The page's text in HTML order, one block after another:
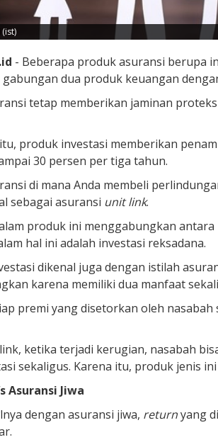
- Beberapa produk asuransi berupa
dua produk keuangan
tetap memberikan jaminan
produk investasi memberikan
30 persen per tiga tahun.
di mana Anda membeli
sebagai asuransi unit link.
produk ini menggabungkan
hal ini adalah investasi reksadana.
dikenal juga dengan istilah
karena memiliki dua manfaat
premi yang disetorkan oleh
ketika terjadi kerugian, nasabah
sekaligus. Karena itu, produk jenis
Asuransi Jiwa
dengan asuransi jiwa, returnyang